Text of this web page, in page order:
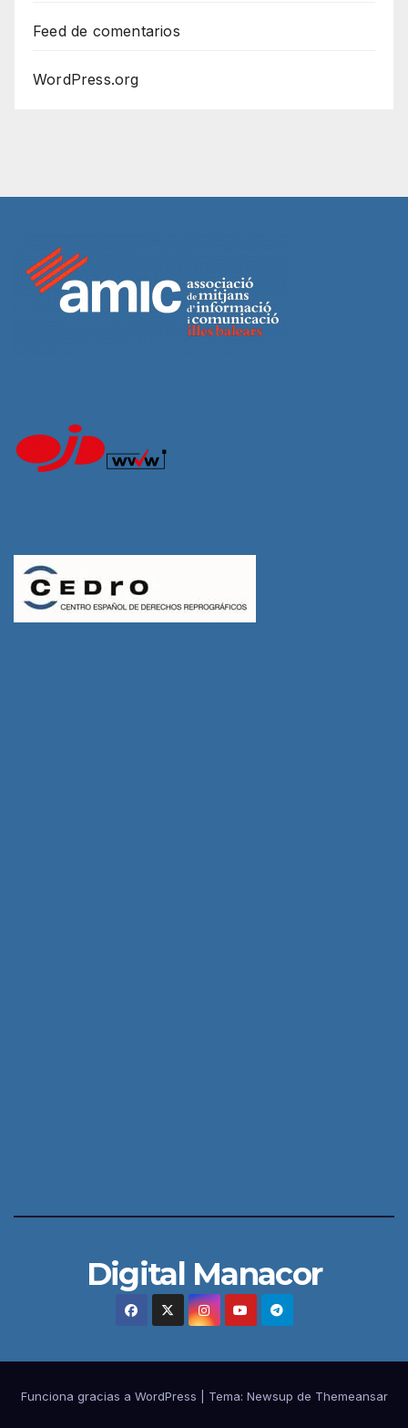
Feed de comentarios
WordPress.org
Digital Manacor
Funciona gracias a WordPress Tema: Newsup de Themeansar